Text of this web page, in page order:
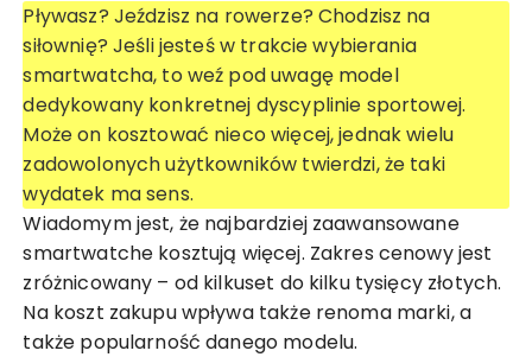
Pływasz? Jeździsz na rowerze? Chodzisz na
siłownię? Jeśli jesteś w trakcie wybierania
smartwatcha, to weź pod uwagę model
dedykowany konkretnej dyscyplinie sportowej.
Może on kosztować nieco więcej, jednak wielu
zadowolonych użytkowników twierdzi, że taki
wydatek ma sens.
Wiadomym jest, że najbardziej zaawansowane
smartwatche kosztują więcej. Zakres cenowy jest
zróżnicowany – od kilkuset do kilku tysięcy złotych.
Na koszt zakupu wpływa także renoma marki, a
także popularność danego modelu.